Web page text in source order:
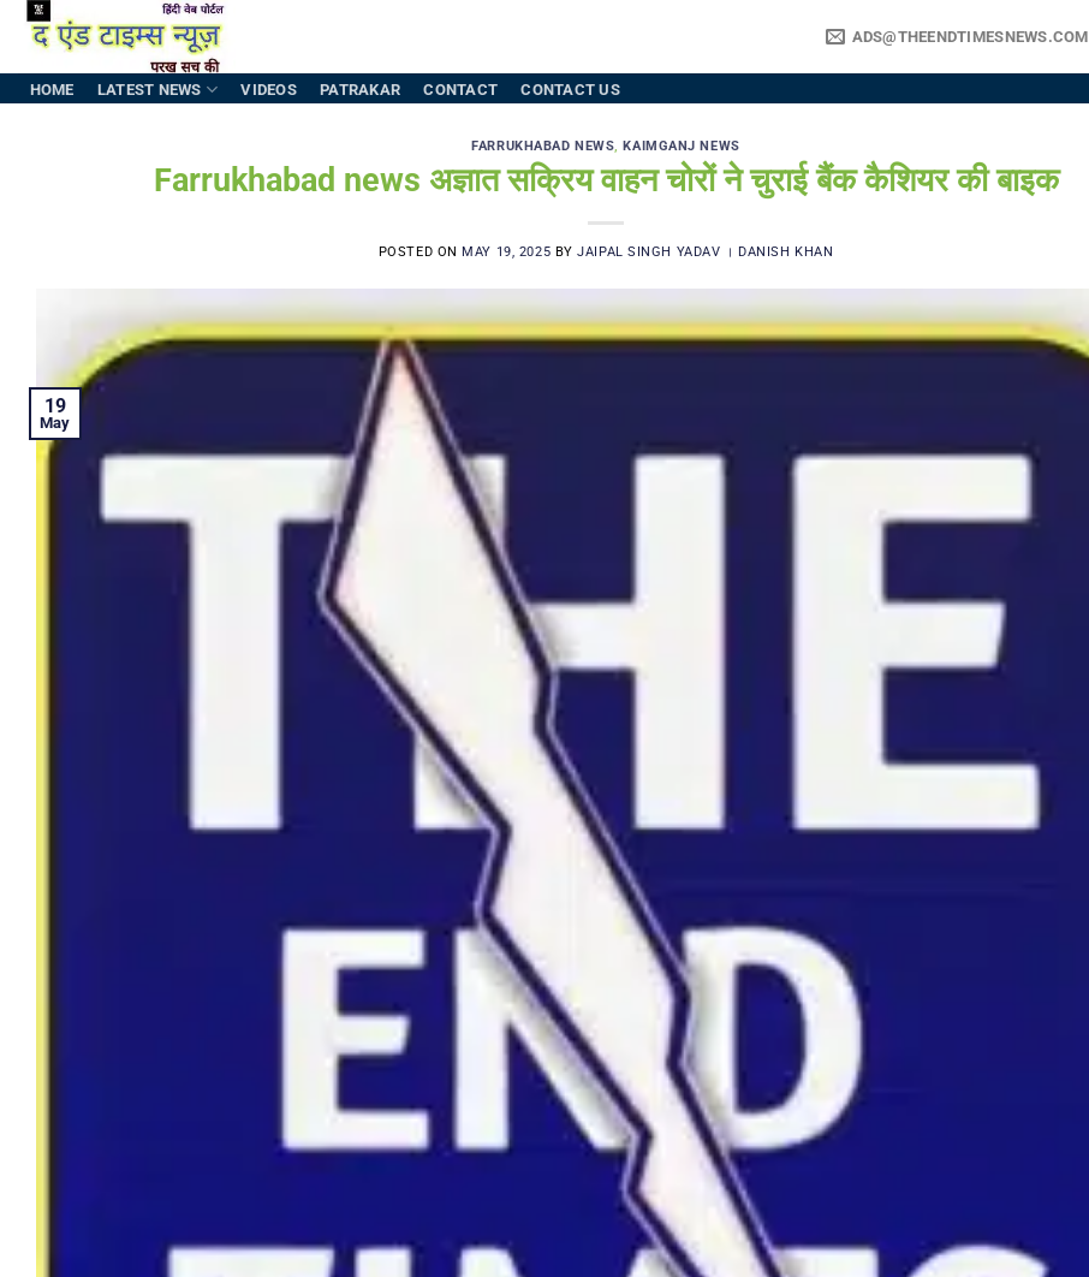
Skip
content
ADS@THEENDTIMESNEWS.COM
HOME LATEST NEWS VIDEOS PATRAKAR CONTACT CONTACT US
FARRUKHABAD NEWS,KAIMGANJ NEWS
Farrukhabad news अज्ञात सक्रिय वाहन चोरों ने चुराई बैंक कैशियर की बाइक
POSTED ON MAY 19, 2025 BYJAIPAL SINGH YADAV । DANISH KHAN
19
May